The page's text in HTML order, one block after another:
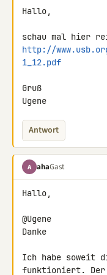
Hallo,
http://
1_12.pdf
Gruß
Ugene
Antwort
A ahaGast
Hallo,
@Ugene
Danke
Ich habe soweit
funktioniert.